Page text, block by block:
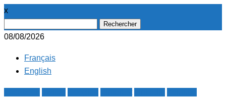
x
08/08/2026
Français
English